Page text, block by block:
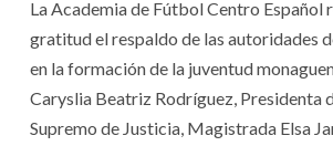
La Academia de Fútbol Centro Español
gratitud el respaldo de las autoridades
en la formación de la juventud
Caryslia Beatriz Rodríguez, Presidenta
Supremo de Justicia, Magistrada Elsa